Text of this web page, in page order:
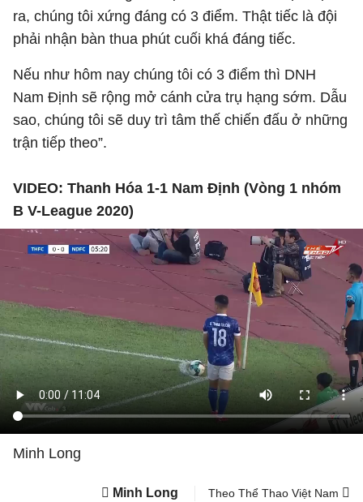
ra, chúng tôi xứng đáng có 3 điểm. Thật tiếc là đội
phải nhận bàn thua phút cuối khá đáng tiếc.
Nếu như hôm nay chúng tôi có 3 điểm thì DNH
Nam Định sẽ rộng mở cánh cửa trụ hạng sớm. Dẫu
sao, chúng tôi sẽ duy trì tâm thế chiến đấu ở những
trận tiếp theo”.
VIDEO: Thanh Hóa 1-1 Nam Định (Vòng 1 nhóm
B V-League 2020)
Minh Long
Minh Long Theo Thể Thao Việt Nam